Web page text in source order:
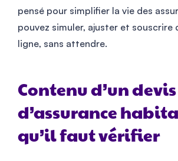
pensé pour simplifier la vie des
pouvez simuler, ajuster et souscrire
ligne, sans attendre.
Contenu d’un devis
d’assurance
qu’il faut vérifier